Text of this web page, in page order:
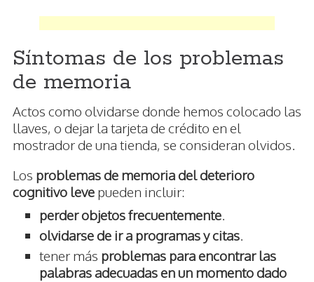
Síntomas de los problemas
de memoria
Actos como olvidarse donde hemos colocado las
llaves, o dejar la tarjeta de crédito en el
mostrador de una tienda, se consideran olvidos.
Los problemas de memoria del deterioro
cognitivo leve pueden incluir:
perder objetos frecuentemente.
olvidarse de ir a programas y citas.
tener más problemas para encontrar las
palabras adecuadas en un momento dado